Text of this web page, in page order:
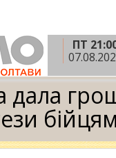
ПТ
»
Рада дала
дала